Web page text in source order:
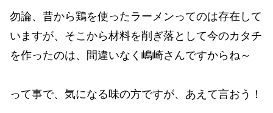
勿論、昔から鶏を使ったラーメンってのは存在して
いますが、そこから材料を削ぎ落として今のカタチ
を作ったのは、間違いなく嶋崎さんですからね～
って事で、気になる味の方ですが、あえて言おう！